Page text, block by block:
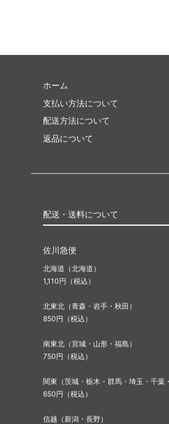
ホーム
支払い方法について
配送方法について
返品について
配送・送料について
佐川急便
北海道（北海道）
1,110円（税込）
北東北（青森・岩手・秋田）
850円（税込）
南東北（宮城・山形・福島）
750円（税込）
関東（茨城・栃木・群馬・埼玉・千葉
650円（税込）
信越（新潟・長野）